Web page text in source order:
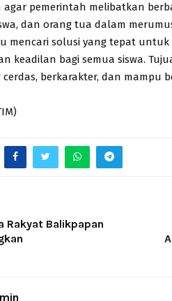
agar pemerintah melibatkan
dan orang tua dalam
mencari solusi yang tepat
keadilan bagi semua siswa.
berkarakter, dan mampu
Rakyat Balikpapan